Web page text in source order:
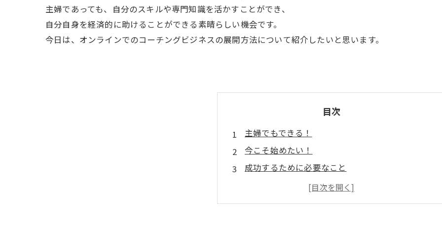
主婦であっても、自分のスキルや専門知識を活かすことができ、
自分自身を経済的に助けることができる素晴らしい機会です。
今日は、オンラインでのコーチングビジネスの展開方法について紹介したいと思います。
目次
主婦でもできる！
今こそ始めたい！
成功するために必要なこと
主婦のためのメリット
主婦たちにおすすめの